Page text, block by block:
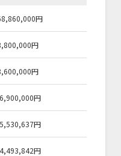
円
円
円
円
円
円